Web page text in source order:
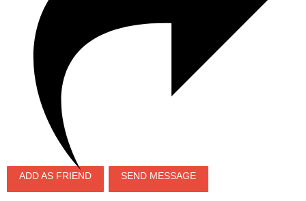
ADD AS FRIEND SEND MESSAGE